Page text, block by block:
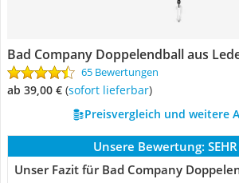
Bad Company Doppelendball aus
65 Bewertungen
ab 39,00 € ( Sofort lieferbar)
Preisvergleich und weitere
Unsere Bewertung:
Unser Fazit für Bad Company